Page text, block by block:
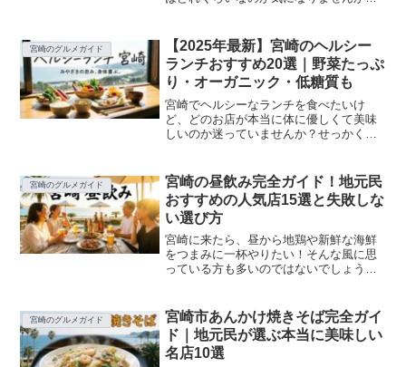
か迷ってしまいますよね。この記事で
は、港の駅めいつの全メニュ...
宮崎のグルメガイド
【2025年最新】宮崎のヘルシー
ランチおすすめ20選｜野菜たっぷ
り・オーガニック・低糖質も
宮崎でヘルシーなランチを食べたいけ
ど、どのお店が本当に体に優しくて美味
しいのか迷っていませんか？せっかくの
なお店を選びたいですよね。この記事で
は、宮崎市内と青島周辺のヘ...
宮崎のグルメガイド
宮崎の昼飲み完全ガイド！地元民
おすすめの人気店15選と失敗しな
い選び方
宮崎に来たら、昼から地鶏や新鮮な海鮮
をつまみに一杯やりたい！そんな風に思
っている方も多いのではないでしょう
は？」「コスパ良く楽しめる店が知りた
い！」など、初めての土地での昼飲み...
宮崎のグルメガイド
宮崎市あんかけ焼きそば完全ガイ
ド｜地元民が選ぶ本当に美味しい
名店10選